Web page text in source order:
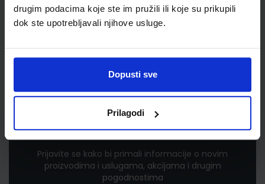
drugim podacima koje ste im pružili ili koje su prikupili
dok ste upotrebljavali njihove usluge.
Dopusti sve
Prilagodi
Newsletter prijava
Prijavite se kako bi primali informacije o novim
proizvodima i uslugama, akcijama i drugim
pogodnostima